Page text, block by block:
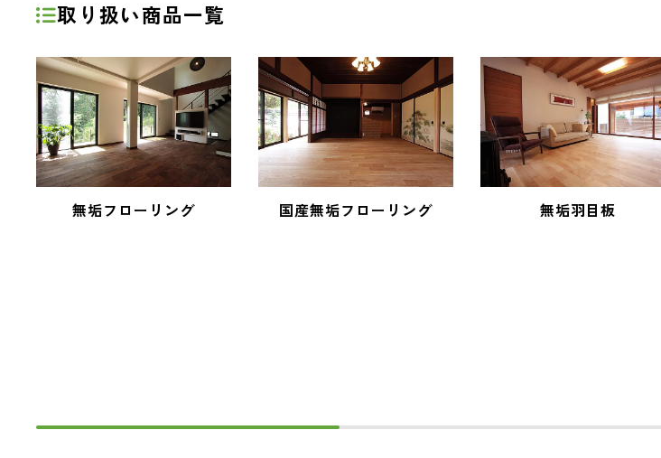
取り扱い商品一覧
無垢フローリング 国産無垢フローリング 無垢羽目板